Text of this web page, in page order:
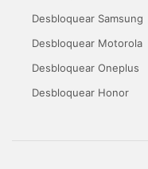
Desbloquear Samsung
Desbloquear Motorola
Desbloquear Oneplus
Desbloquear Honor